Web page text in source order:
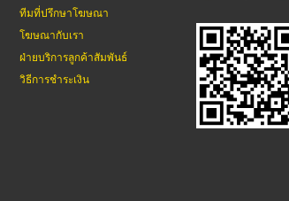
ทีมที่ปรึกษาโฆษณา
โฆษณากับเรา
ฝ่ายบริการลูกค้าสัมพันธ์
วิธีการชำระเงิน